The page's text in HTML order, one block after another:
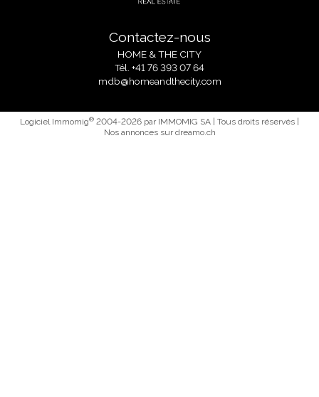
Contactez-nous
HOME & THE CITY
Tél. +41 76 393 07 64
mdb@homeandthecity.com
Logiciel Immomig® 2004-2026 par IMMOMIG SA | Tous droits réservés |
Nos annonces surdreamo.ch